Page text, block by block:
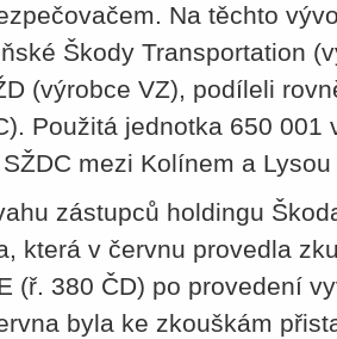
Na těchto
Škody Transportation
(výrobce VZ), podíleli
Použitá jednotka 650
mezi Kolínem a
zástupců holdingu
která v červnu provedla
(ř. 380 ČD) po provedení
byla ke zkouškám